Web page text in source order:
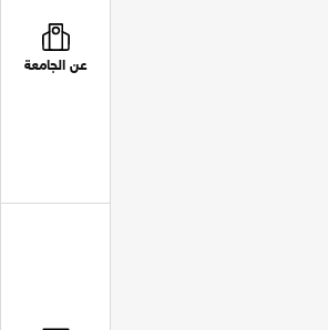
عن الجامعة